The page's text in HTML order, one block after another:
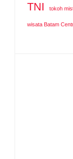
TNI tokoh
wisata Batam